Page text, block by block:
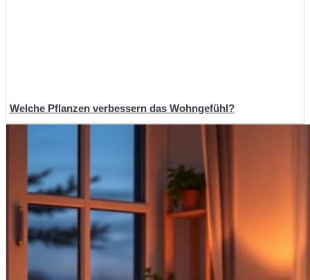
Welche Pflanzen verbessern das Wohngefühl?